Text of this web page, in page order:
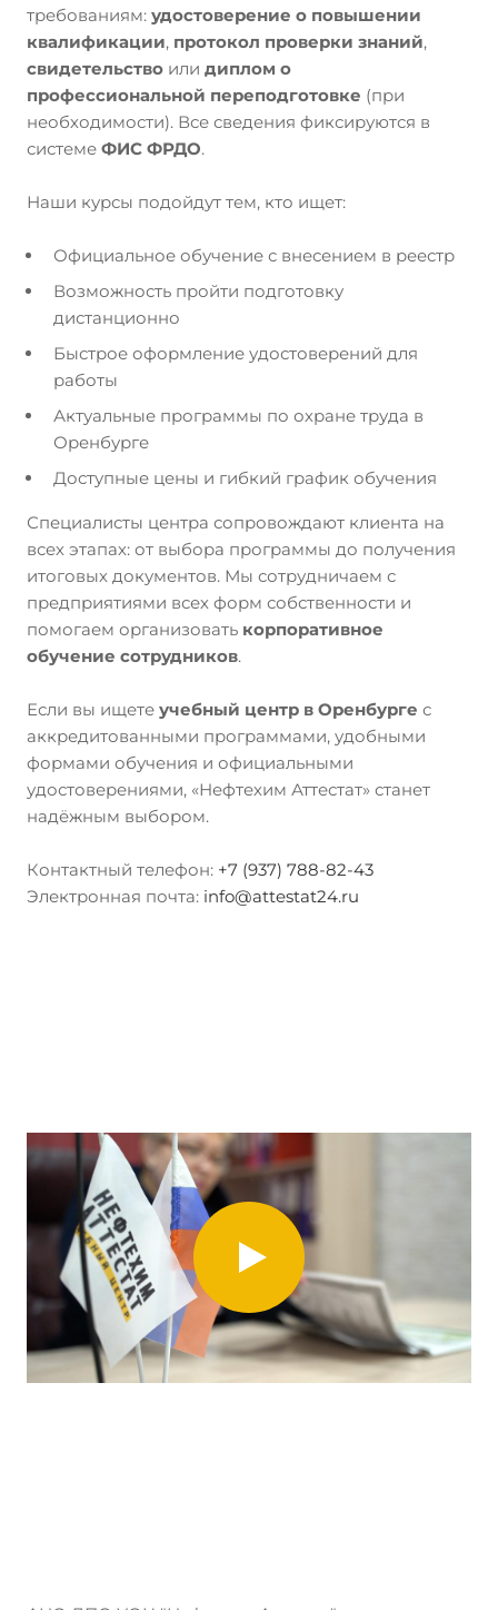
требованиям: удостоверение о повышении
квалификации, протокол проверки знаний,
свидетельство или диплом о
профессиональной переподготовке (при
необходимости). Все сведения фиксируются в
системе ФИС ФРДО.
Наши курсы подойдут тем, кто ищет:
Официальное обучение с внесением в реестр
Возможность пройти подготовку
дистанционно
Быстрое оформление удостоверений для
работы
Актуальные программы по охране труда в
Оренбурге
Доступные цены и гибкий график обучения
Специалисты центра сопровождают клиента на
всех этапах: от выбора программы до получения
итоговых документов. Мы сотрудничаем с
предприятиями всех форм собственности и
помогаем организовать корпоративное
обучение сотрудников.
Если вы ищете учебный центр в Оренбурге с
аккредитованными программами, удобными
формами обучения и официальными
удостоверениями, «Нефтехим Аттестат» станет
надёжным выбором.
Контактный телефон: +7 (937) 788-82-43
Электронная почта: info@attestat24.ru